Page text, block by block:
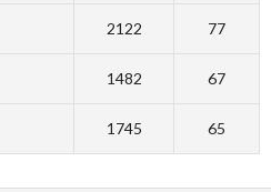
2122 77
1482 67
1745 65